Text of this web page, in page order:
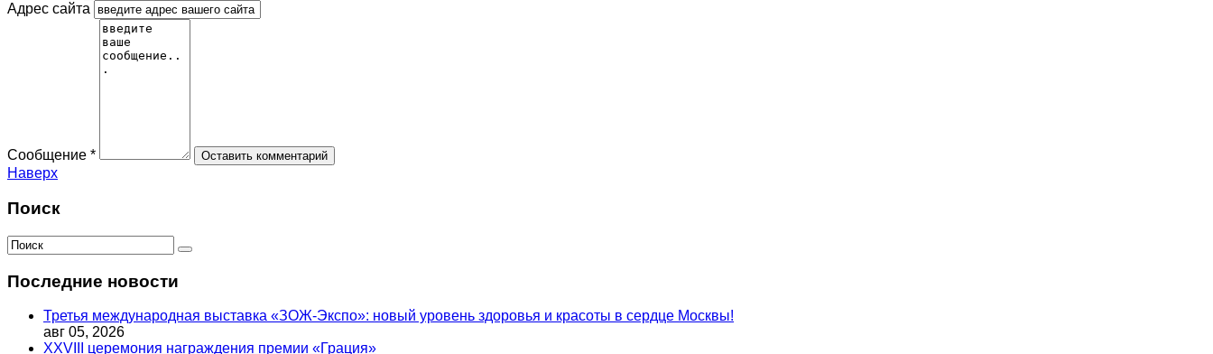
Адрес сайта
Сообщение *
Наверх
Поиск
Последние новости
Третья международная выставка «ЗОЖ-Экспо»: новый уровень здоровья и красоты в сердце Москвы!
авг 05, 2026
XXVIII церемония награждения премии «Грация»